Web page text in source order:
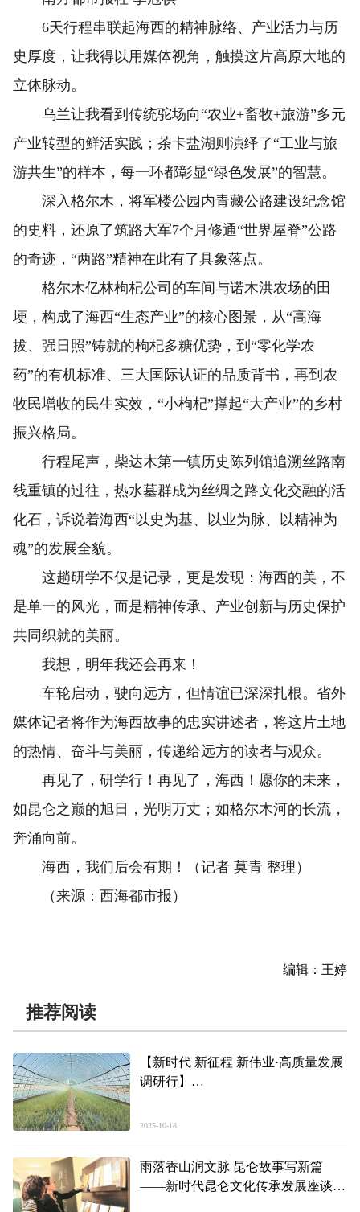
6天行程串联起海西的精神脉络、产业活力与历
史厚度，让我得以用媒体视角，触摸这片高原大地的
立体脉动。
乌兰让我看到传统驼场向“农业+畜牧+旅游”多元
产业转型的鲜活实践；茶卡盐湖则演绎了“工业与旅
游共生”的样本，每一环都彰显“绿色发展”的智慧。
深入格尔木，将军楼公园内青藏公路建设纪念馆
的史料，还原了筑路大军7个月修通“世界屋脊”公路
的奇迹，“两路”精神在此有了具象落点。
格尔木亿林枸杞公司的车间与诺木洪农场的田
埂，构成了海西“生态产业”的核心图景，从“高海
拔、强日照”铸就的枸杞多糖优势，到“零化学农
药”的有机标准、三大国际认证的品质背书，再到农
牧民增收的民生实效，“小枸杞”撑起“大产业”的乡村
振兴格局。
行程尾声，柴达木第一镇历史陈列馆追溯丝路南
线重镇的过往，热水墓群成为丝绸之路文化交融的活
化石，诉说着海西“以史为基、以业为脉、以精神为
魂”的发展全貌。
这趟研学不仅是记录，更是发现：海西的美，不
是单一的风光，而是精神传承、产业创新与历史保护
共同织就的美丽。
我想，明年我还会再来！
车轮启动，驶向远方，但情谊已深深扎根。省外
媒体记者将作为海西故事的忠实讲述者，将这片土地
的热情、奋斗与美丽，传递给远方的读者与观众。
再见了，研学行！再见了，海西！愿你的未来，
如昆仑之巅的旭日，光明万丈；如格尔木河的长流，
奔涌向前。
海西，我们后会有期！（记者 莫青 整理）
（来源：西海都市报）
编辑：王婷
推荐阅读
【新时代 新征程 新伟业·高质量发展
调研行】
——青海县域经济发展观察·湟中篇
2025-10-18
雨落香山润文脉 昆仑故事写新篇
——新时代昆仑文化传承发展座谈会